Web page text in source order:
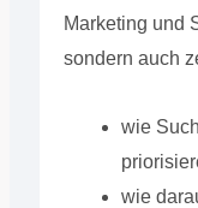
Marketing und
sondern auch
wie
wie